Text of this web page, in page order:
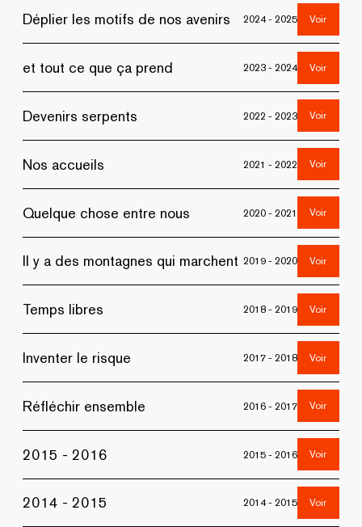
Déplier les motifs de nos avenirs 2024 - 2025 Voir
et tout ce que ça prend 2023 - 2024 Voir
Devenirs serpents 2022 - 2023 Voir
Nos accueils 2021 - 2022 Voir
Quelque chose entre nous 2020 - 2021 Voir
Il y a des montagnes qui marchent 2019 - 2020 Voir
Temps libres 2018 - 2019 Voir
Inventer le risque 2017 - 2018 Voir
Réfléchir ensemble 2016 - 2017 Voir
2015 - 2016 2015 - 2016 Voir
2014 - 2015 2014 - 2015 Voir